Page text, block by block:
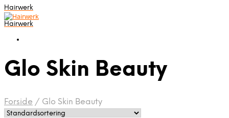
Hairwerk
Hairwerk
Glo Skin Beauty
Forside / Glo Skin Beauty